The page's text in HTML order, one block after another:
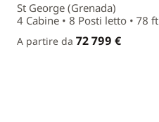
St George (Grenada)
4 Cabine • 8 Posti letto • 78 ft
A partire da 72 799 €